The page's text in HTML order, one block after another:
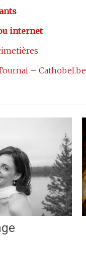
internet
– Cathobel.be